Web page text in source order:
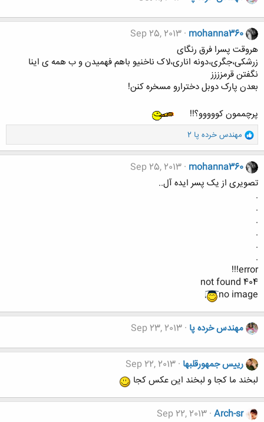
mohanna360
Sep 25, 2013
هروقت پسرا فرق رنگای
زرشکی،جگری،دونه اناری،لاک ناخنیو باهم فهمیدن و ب همه ی اینا
نگفتن قرمزززز
بعدن پارک دوبل دخترارو مسخره کنن!
پرچممون کووووو؟!!
و
ا
ک
ن
ه
مهندس خرده پا 2
mohanna360
Sep 25, 2013
تصویری از یک پسر ایده آل..
.
.
.
.
.
.
error!!!
not found 404
no image
مهندس خرده پا Sep 23, 2013
رییس جمهورقلبها Sep 22, 2013
لبخند ما کجا و لبخند این عکس کجا
Arch-sr
Sep 22, 2013